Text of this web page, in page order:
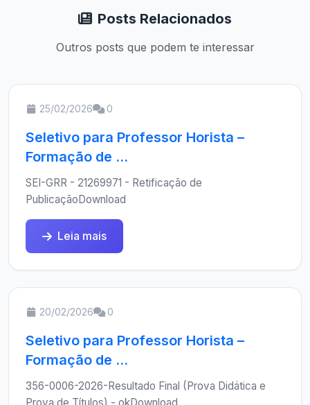
Posts Relacionados
Outros posts que podem te interessar
25/02/2026 0
Seletivo para Professor Horista –
Formação de ...
SEI-GRR - 21269971 - Retificação de
PublicaçãoDownload
Leia mais
20/02/2026 0
Seletivo para Professor Horista –
Formação de ...
356-0006-2026-Resultado Final (Prova Didática e